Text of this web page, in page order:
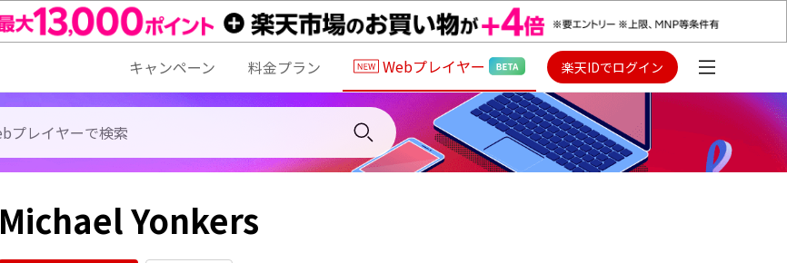
キャンペーン 料金プラン Webプレイヤー 楽天IDでログイン
Michael Yonkers